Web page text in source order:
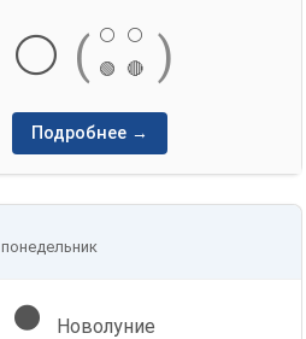
⚪ ( ⚪
⚪
🟢
🔴 )
Подробнее →
понедельник
🌑 Новолуние